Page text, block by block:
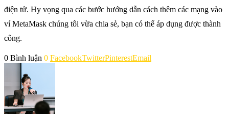
điện tử. Hy vọng qua các bước hướng dẫn cách thêm các mạng vào
ví MetaMask chúng tôi vừa chia sẻ, bạn có thể áp dụng được thành
công.
0 Bình luận 0 FacebookTwitterPinterestEmail